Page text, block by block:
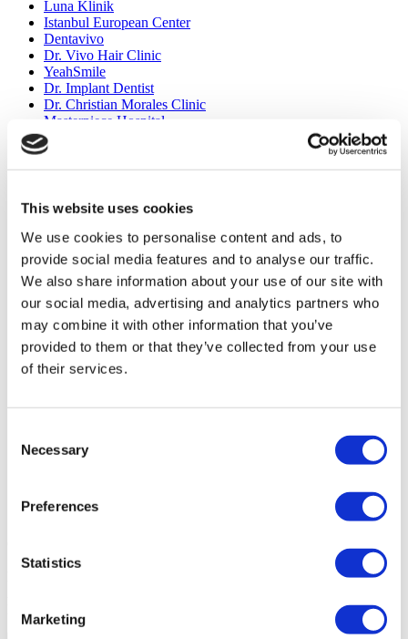
This website uses cookies
We use cookies to personalise content and ads, to
provide social media features and to analyse our traffic.
We also share information about your use of our site with
our social media, advertising and analytics partners who
may combine it with other information that you’ve
provided to them or that they’ve collected from your use
of their services.
Selection
Necessary
Preferences
Statistics
Marketing
Luna Klinik
Istanbul European Center
Dentavivo
Dr. Vivo Hair Clinic
YeahSmile
Dr. Implant Dentist
Dr. Christian Morales Clinic
Masterpiece Hospital
Kamol Cosmetic Hospital
Beliebte Behandlungen in Mexiko
Bauchstraffung Mexiko
Mummy Makeover Mexiko
Brustimplantate Mexiko
Fettabsaugung Mexiko
Nasenkorrektur Thailand
Veneers Thailand
Brustimplantate Thailand
Zahnimplantat Thailand
Geschäftsbedingungen
Durch die Nutzung dieser Website erklären Sie sich mit den